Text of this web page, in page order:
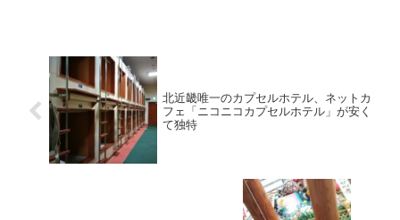
北近畿唯一のカプセルホテル、ネットカ
フェ「ニコニコカプセルホテル」が安く
て独特